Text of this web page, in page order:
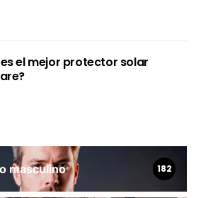
el mejor protector solar
masculino 182